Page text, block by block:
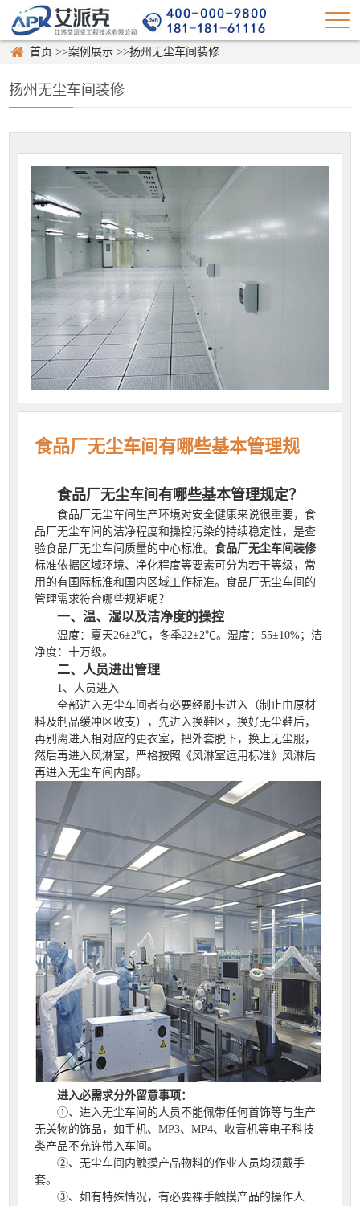
首页 >>案例展示 >>扬州无尘车间装修
扬州无尘车间装修
食品厂无尘车间有哪些基本管理规
食品厂无尘车间有哪些基本管理规定？
食品厂无尘车间生产环境对安全健康来说很重要，食
品厂无尘车间的洁净程度和操控污染的持续稳定性，是查
验食品厂无尘车间质量的中心标准。食品厂无尘车间装修
标准依据区域环境、净化程度等要素可分为若干等级，常
用的有国际标准和国内区域工作标准。食品厂无尘车间的
管理需求符合哪些规矩呢？
一、温、湿以及洁净度的操控
温度：夏天26±2℃，冬季22±2℃。湿度：55±10%；洁
净度：十万级。
二、人员进出管理
1、人员进入
全部进入无尘车间者有必要经刷卡进入（制止由原材
料及制品缓冲区收支），先进入换鞋区，换好无尘鞋后，
再别离进入相对应的更衣室，把外套脱下，换上无尘服，
然后再进入风淋室，严格按照《风淋室运用标准》风淋后
再进入无尘车间内部。
进入必需求分外留意事项：
①、进入无尘车间的人员不能佩带任何首饰等与生产
无关物的饰品，如手机、MP3、MP4、收音机等电子科技
类产品不允许带入车间。
②、无尘车间内触摸产品物料的作业人员均须戴手
套。
③、如有特殊情况，有必要裸手触摸产品的操作人